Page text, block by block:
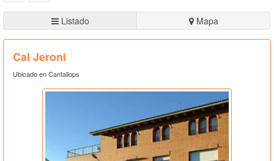
Listado Mapa
Cal Jeroni
Ubicado en Cantallops